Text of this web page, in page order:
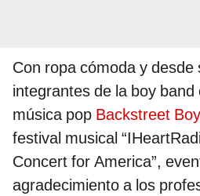
Con ropa cómoda y desde
integrantes de la boy
música pop Backstreet
festival musical
Concert for America”,
agradecimiento a los